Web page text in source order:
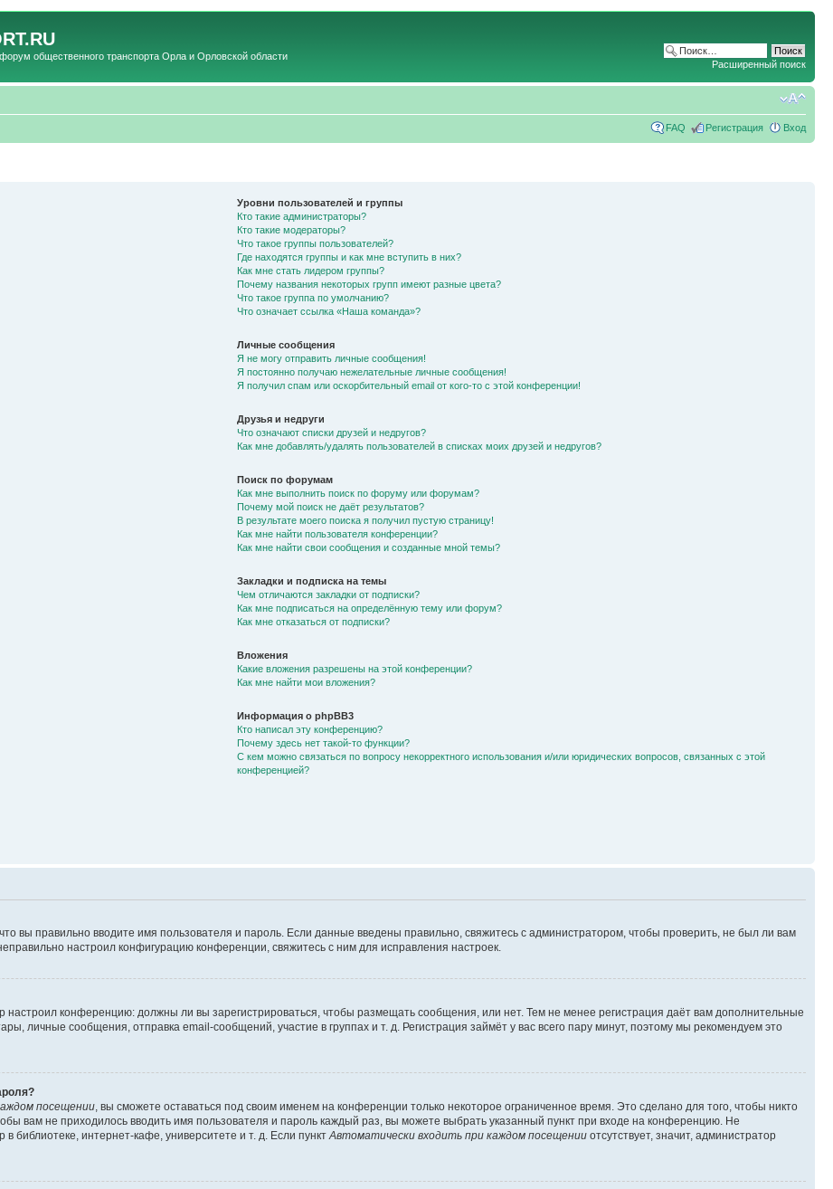
общественного транспорта Орла и Орловской области
Расширенный поиск
FAQ Регистрация Вход
Уровни пользователей и группы
Кто такие администраторы?
Кто такие модераторы?
Что такое группы пользователей?
Где находятся группы и как мне вступить в них?
Как мне стать лидером группы?
Почему названия некоторых групп имеют разные цвета?
Что такое группа по умолчанию?
Что означает ссылка «Наша команда»?
Личные сообщения
Я не могу отправить личные сообщения!
Я постоянно получаю нежелательные личные сообщения!
Я получил спам или оскорбительный email от кого-то с этой конференции!
Друзья и недруги
Что означают списки друзей и недругов?
Как мне добавлять/удалять пользователей в списках моих друзей и недругов?
Поиск по форумам
Как мне выполнить поиск по форуму или форумам?
Почему мой поиск не даёт результатов?
В результате моего поиска я получил пустую страницу!
Как мне найти пользователя конференции?
Как мне найти свои сообщения и созданные мной темы?
Закладки и подписка на темы
Чем отличаются закладки от подписки?
Как мне подписаться на определённую тему или форум?
Как мне отказаться от подписки?
Вложения
Какие вложения разрешены на этой конференции?
Как мне найти мои вложения?
Информация о phpBB3
Кто написал эту конференцию?
Почему здесь нет такой-то функции?
С кем можно связаться по вопросу некорректного использования и/или юридических вопросов, связанных с этой
конференцией?
вы правильно вводите имя пользователя и пароль. Если данные введены правильно, свяжитесь с администратором, чтобы проверить, не был ли вам
настроил конфигурацию конференции, свяжитесь с ним для исправления настроек.
настроил конференцию: должны ли вы зарегистрироваться, чтобы размещать сообщения, или нет. Тем не менее регистрация даёт вам дополнительные
личные сообщения, отправка email-сообщений, участие в группах и т. д. Регистрация займёт у вас всего пару минут, поэтому мы рекомендуем это
посещении , вы сможете оставаться под своим именем на конференции только некоторое ограниченное время. Это сделано для того, чтобы никто
вам не приходилось вводить имя пользователя и пароль каждый раз, вы можете выбрать указанный пункт при входе на конференцию. Не
библиотеке, интернет-кафе, университете и т. д. Если пункт Автоматически входить при каждом посещении отсутствует, значит, администратор